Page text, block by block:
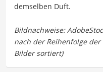
demselben Duft.